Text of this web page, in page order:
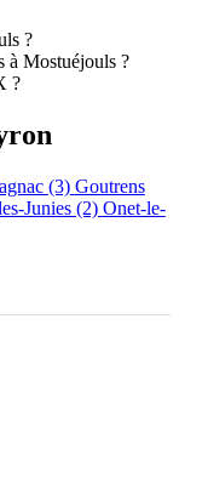
?
à Mostuéjouls ?
?
(3) Goutrens
Junies (2) Onet-le-